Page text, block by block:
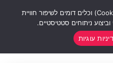
באתר נעשה שימוש בעוגיות (Cookies) וכלים דומים לשיפור חוויית
ניתוחים סטטיסטיים.
עוגיות